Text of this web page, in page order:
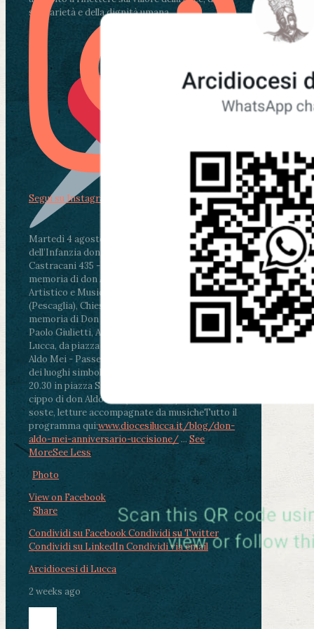
solidarietà e della dignità umana.
Martedì 4 agosto2026
ore 11:30 - Lucca, Scuola
dell’Infanzia don Aldo Mei - Viale Castruccio
Castracani 435 - Inaugurazione murales in
memoria di don Aldo Mei curato dal Liceo
Artistico e Musicale “Passaglia”
ore 18 - Fiano
(Pescaglia), Chiesa parrocchiale - Messa in
memoria di Don Aldo Mei celebrata da mons.
Paolo Giulietti, Arcivescovo di Lucca
ore 20.30 -
Lucca, da piazza San Michele al Cippo di don
Aldo Mei - Passeggiata della Memoria in alcuni
dei luoghi simbolo della città. Ritrovo alle ore
20.30 in piazza San Michele con conclusione al
cippo di don Aldo Mei (Porta Elisa). Durante le
soste, letture accompagnate da musicheTutto il
programma qui:www.diocesilucca.it/blog/don-
aldo-mei-anniversario-uccisione/ ... See
MoreSee Less
Photo
View on Facebook
· Share
Condividi su FacebookCondividi su Twitter
Condividi su LinkedInCondividi via email
Arcidiocesi di Lucca
2 weeks ago
Segui su Instagram